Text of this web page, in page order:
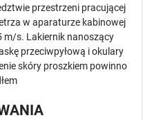
przestrzeni pracującej
w aparaturze kabinowej
m/s. Lakiernik nanoszący
przeciwpyłową i okulary
skóry proszkiem powinno